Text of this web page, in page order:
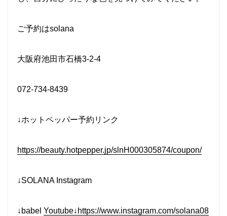
ご予約はsolana
大阪府池田市石橋3-2-4
072-734-8439
↓ホットペッパー予約リンク
https://beauty.hotpepper.jp/slnH000305874/coupon/
↓SOLANA Instagram
↓babel Youtube↓https://www.instagram.com/solana08